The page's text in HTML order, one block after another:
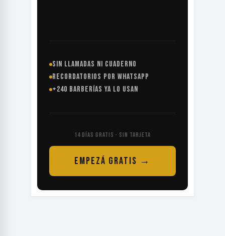
SIN LLAMADAS NI CUADERNO
RECORDATORIOS POR WHATSAPP
+240 BARBERÍAS YA LO USAN
14 DÍAS GRATIS · SIN TARJETA
EMPEZÁ GRATIS →